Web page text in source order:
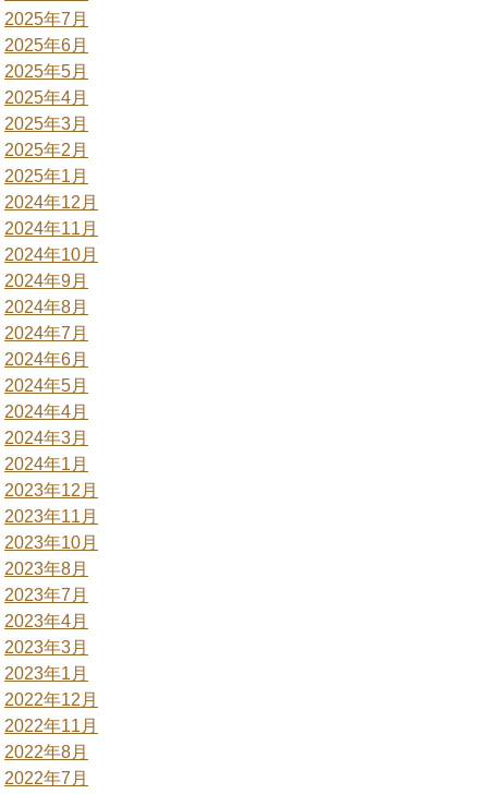
2025年7月
2025年6月
2025年5月
2025年4月
2025年3月
2025年2月
2025年1月
2024年12月
2024年11月
2024年10月
2024年9月
2024年8月
2024年7月
2024年6月
2024年5月
2024年4月
2024年3月
2024年1月
2023年12月
2023年11月
2023年10月
2023年8月
2023年7月
2023年4月
2023年3月
2023年1月
2022年12月
2022年11月
2022年8月
2022年7月